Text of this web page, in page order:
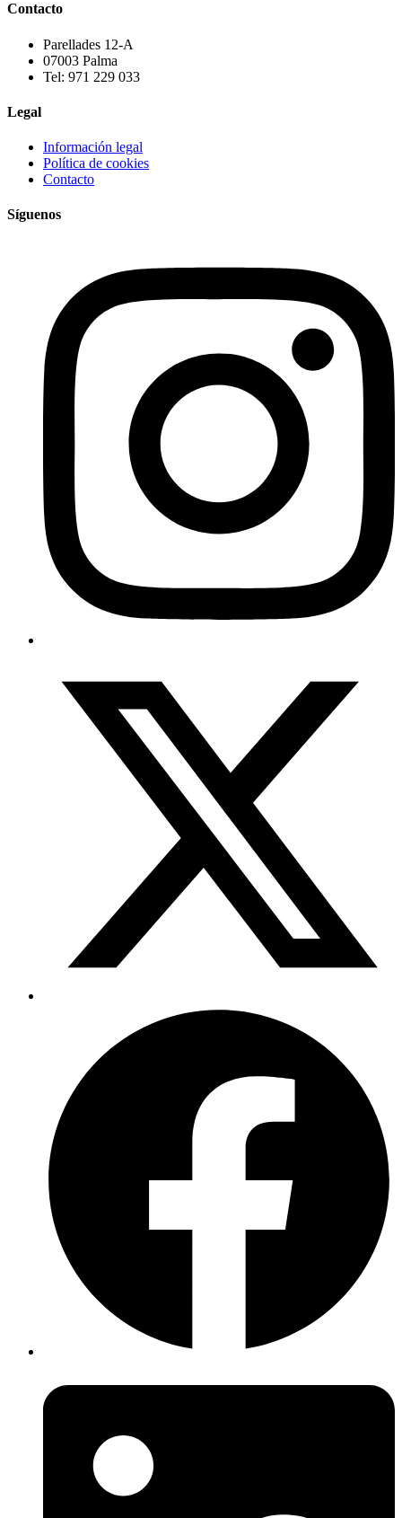
Contacto
Parellades 12-A
07003 Palma
Tel: 971 229 033
Legal
Información legal
Política de cookies
Contacto
Síguenos